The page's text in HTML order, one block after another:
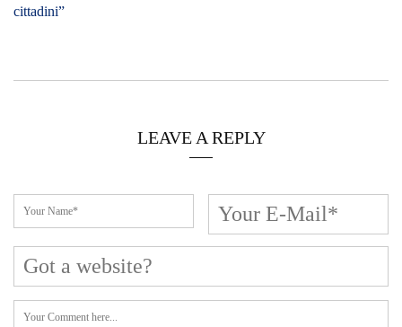
cittadini”
LEAVE A REPLY